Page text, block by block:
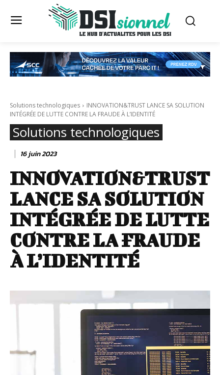
Solutions technologiques
INNOVATION&TRUST LANCE SA SOLUTION
INTÉGRÉE DE LUTTE CONTRE LA FRAUDE À L’IDENTITÉ
Solutions technologiques
16 juin 2023
INNOVATION&TRUST
LANCE SA SOLUTION
INTÉGRÉE DE LUTTE
CONTRE LA FRAUDE
À L’IDENTITÉ